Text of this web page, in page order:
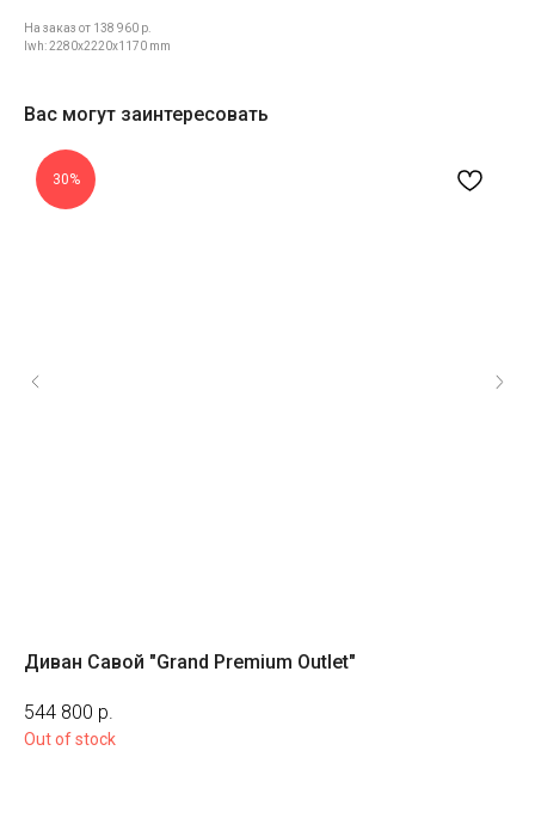
На заказ от 138 960 р.
lwh: 2280x2220x1170 mm
Вас могут заинтересовать
30%
Диван Савой "Grand Premium Outlet"
544 800 р.
Out of stock